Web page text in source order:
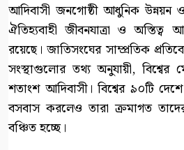
আদিবাসী জনগোষ্ঠী আধুনিক উন্নয়ন
ঐতিহ্যবাহী জীবনযাত্রা ও
রয়েছে। জাতিসংঘের সাম্প্রতিক
সংস্থাগুলোর তথ্য অনুযায়ী, বিশ্বের
শতাংশ আদিবাসী। বিশ্বের ৯০টি
বসবাস করলেও তারা ক্রমাগত
বঞ্চিত হচ্ছে।